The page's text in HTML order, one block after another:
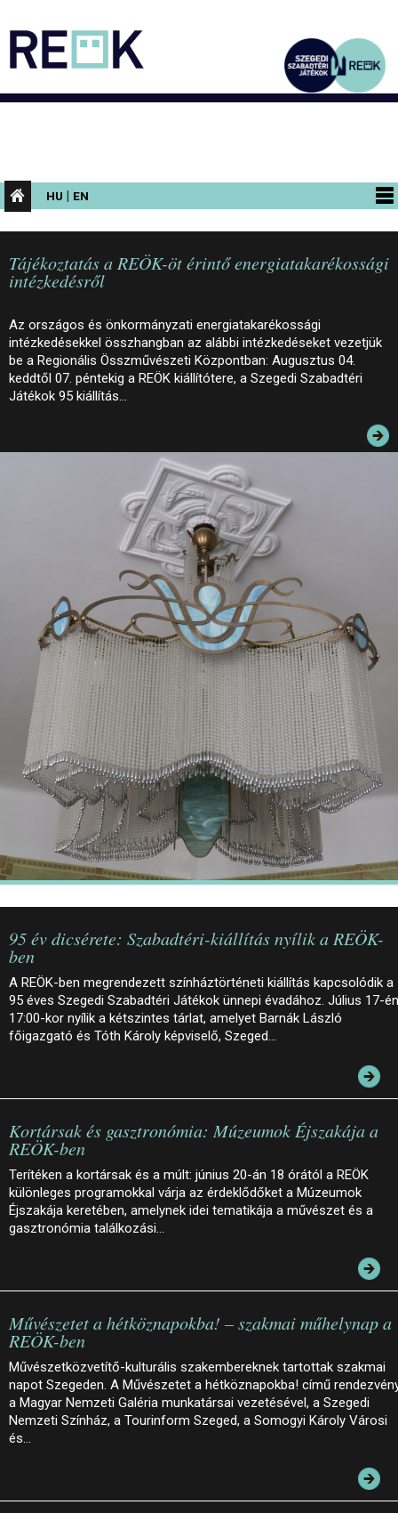
HU | EN
PROGRAMOK
KIÁLLÍTÁSOK
INFORMÁCIÓK
KONFERENCIA
PALOTASÉTÁK ÉS VEZETÉSEK
KÖZÉRDEKŰ ADATOK
Tájékoztatás a REÖK-öt érintő energiatakarékossági
intézkedésről
Az országos és önkormányzati energiatakarékossági
intézkedésekkel összhangban az alábbi intézkedéseket vezetjük
be a Regionális Összművészeti Központban: Augusztus 04.
keddtől 07. péntekig a REÖK kiállítótere, a Szegedi Szabadtéri
Játékok 95 kiállítás…
95 év dicsérete: Szabadtéri-kiállítás nyílik a REÖK-
ben
A REÖK-ben megrendezett színháztörténeti kiállítás kapcsolódik a
95 éves Szegedi Szabadtéri Játékok ünnepi évadához. Július 17-én
17:00-kor nyílik a kétszintes tárlat, amelyet Barnák László
főigazgató és Tóth Károly képviselő, Szeged…
Kortársak és gasztronómia: Múzeumok Éjszakája a
REÖK-ben
Terítéken a kortársak és a múlt: június 20-án 18 órától a REÖK
különleges programokkal várja az érdeklődőket a Múzeumok
Éjszakája keretében, amelynek idei tematikája a művészet és a
gasztronómia találkozási…
Művészetet a hétköznapokba! – szakmai műhelynap a
REÖK-ben
Művészetközvetítő-kulturális szakembereknek tartottak szakmai
napot Szegeden. A Művészetet a hétköznapokba! című
a Magyar Nemzeti Galéria munkatársai vezetésével, a Szegedi
Nemzeti Színház, a Tourinform Szeged, a Somogyi Károly Városi
és…